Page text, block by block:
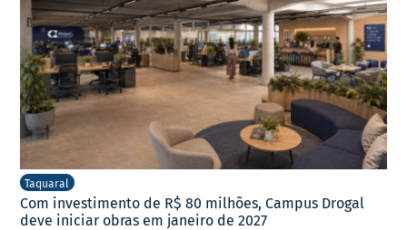
Taquaral
Com investimento de R$ 80 milhões, Campus Drogal
deve iniciar obras em janeiro de 2027